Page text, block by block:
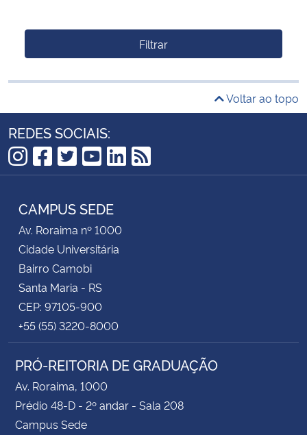
Filtrar
Voltar ao topo
REDES SOCIAIS:
Instagram
Facebook
Twitter
YouTube
LinkedIn
RSS
CAMPUS SEDE
Av. Roraima nº 1000
Cidade Universitária
Bairro Camobi
Santa Maria - RS
CEP: 97105-900
+55 (55) 3220-8000
PRÓ-REITORIA DE GRADUAÇÃO
Av. Roraima, 1000
Prédio 48-D - 2º andar - Sala 208
Campus Sede